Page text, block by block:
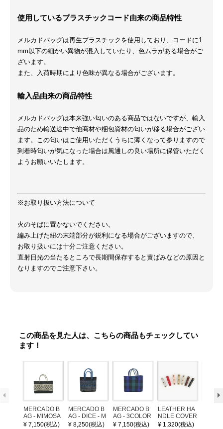
使用しているプラスチックコード由来の商品特性
メルカドバッグは再生プラスチックを使用しており、コードに1
mm以下の細かい異物が混入していたり、色ムラがある場合がご
ざいます。
また、入荷時期により色味が異なる場合がございます。
輸入品由来の商品特性
メルカドバッグは本来強い匂いのある商品ではないですが、輸入
品のため輸送途中で他商材や梱包資材の匂いが移る場合がござい
ます。この匂いはご使用いただくうちに薄くなって参りますので
到着時匂いが気になった場合は風通しの良い場所に保管いただく
ようお願いいたします。
※お取り扱い方法について
火のそばに置かないでください。
編み上げた紐の末端部分が鋭利になる場合がございますので、
お取り扱いには十分ご注意ください。
直射日光の当たるところで長期間保存すると黄ばみなどの原因と
なりますのでご注意下さい。
この商品を見た人は、こちらの商品もチェックしてい
ます！
MERCADO B
AG - MIMOSA
- Black / Crea
¥ 7,150(税込)
MERCADO B
AG - DICE - M
OSAIC - Black
¥ 8,250(税込)
MERCADO B
AG - 3COLOR
S CHECK - Bl
¥ 7,150(税込)
LEATHER HA
NDLE COVER
¥ 1,320(税込)